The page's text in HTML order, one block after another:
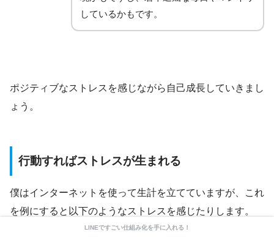
しているかもです。
ポジティブなストレスを感じながら自己成長していきまし
ょう。
行動すればストレスが生まれる
僕はインターネットを使って生計を立てていますが、これ
を例にすると以下のようなストレスを感じたりします。
LINEですごい仕組み化を手に入れる！